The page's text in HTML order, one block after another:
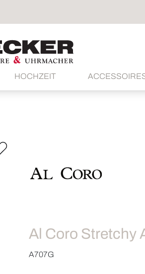
HOCHZEIT
Al Coro Stretchy
A707G